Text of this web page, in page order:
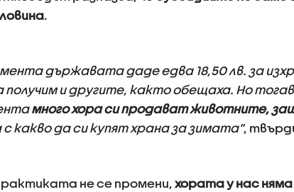
.
държавата даде едва 18,50 лв. за
получим и другите, както обещаха. Но
много хора си продават животните,
какво да си купят храна за зимата”,
не се промени, хората у нас